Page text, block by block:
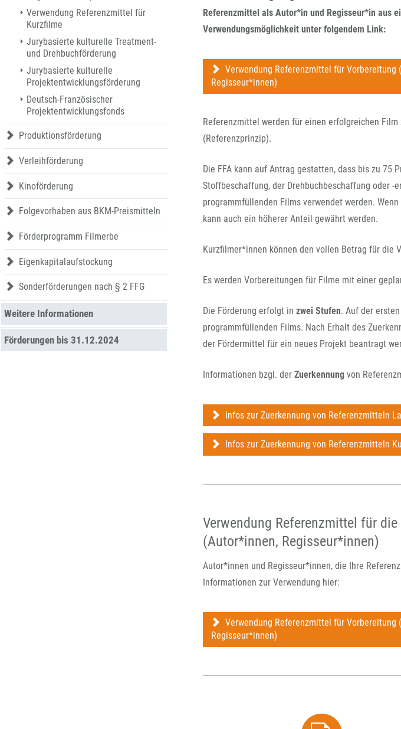
Kinoförderung
Folgevorhaben aus BKM-Preismitteln
Förderprogramm Filmerbe
Eigenkapitalaufstockung
Sonderförderungen nach § 2 FFG
Referenzmittel als Autor*in und Regisseur*in aus
Verwendungsmöglichkeit unter folgendem Link:
Verwendung Referenzmittel für Vorbereitung
Regisseur*innen)
Referenzmittel werden für einen erfolgreichen
(Referenzprinzip).
Die FFA kann auf Antrag gestatten, dass bis zu 75
Stoffbeschaffung, der Drehbuchbeschaffung oder
programmfüllenden Films verwendet werden.
kann auch ein höherer Anteil gewährt werden.
Kurzfilmer*innen können den vollen Betrag für die
Es werden Vorbereitungen für Filme mit einer
Die Förderung erfolgt in zwei Stufen. Auf der
programmfüllenden Films. Nach Erhalt des
der Fördermittel für ein neues Projekt beantragt
Informationen bzgl. der Zuerkennungvon
Infos zur Zuerkennung von Referenzmitteln
Infos zur Zuerkennung von Referenzmitteln
Verwendung Referenzmittel für
(Autor*innen, Regisseur*innen)
Autor*innen und Regisseur*innen, die Ihre
Informationen zur Verwendung hier:
Verwendung Referenzmittel für Vorbereitung
Regisseur*innen)
Verwendung Referenzmittel für
Kurzfilme
Jurybasierte kulturelle Treatment-
und Drehbuchförderung
Jurybasierte kulturelle
Projektentwicklungsförderung
Deutsch-Französischer
Projektentwicklungsfonds
Produktionsförderung
Verleihförderung
Kinoförderung
Folgevorhaben aus BKM-Preismitteln
Förderprogramm Filmerbe
Eigenkapitalaufstockung
Sonderförderungen nach § 2 FFG
Weitere Informationen
Förderungen bis 31.12.2024